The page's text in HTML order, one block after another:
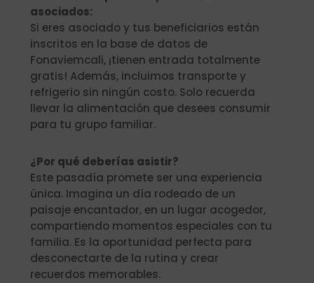
asociados:
Si eres asociado y tus beneficiarios están
inscritos en la base de datos de
Fonaviemcali, ¡tienen entrada totalmente
gratis! Además, incluimos transporte y
refrigerio sin ningún costo. Solo recuerda
llevar la alimentación que desees consumir
para tu grupo familiar.
¿Por qué deberías asistir?
Este pasadía promete ser una experiencia
única. Imagina un día rodeado de un
paisaje encantador, en un lugar acogedor,
compartiendo momentos especiales con tu
familia. Es la oportunidad perfecta para
desconectarte de la rutina y crear
recuerdos memorables.